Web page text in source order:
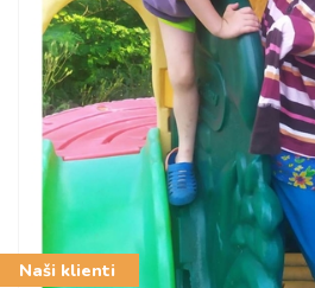
Naši klienti